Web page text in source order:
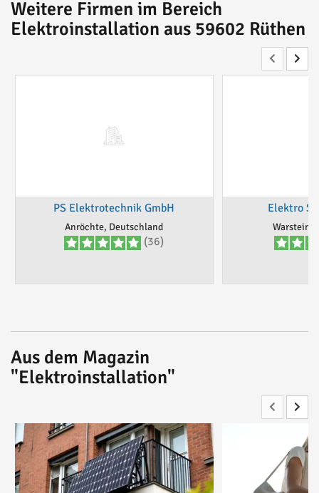
Weitere Firmen im Bereich
Elektroinstallation aus 59602 Rüthen
PS Elektrotechnik GmbH
Anröchte, Deutschland
(36)
Elektro
Warstein,
Aus dem Magazin
"Elektroinstallation"